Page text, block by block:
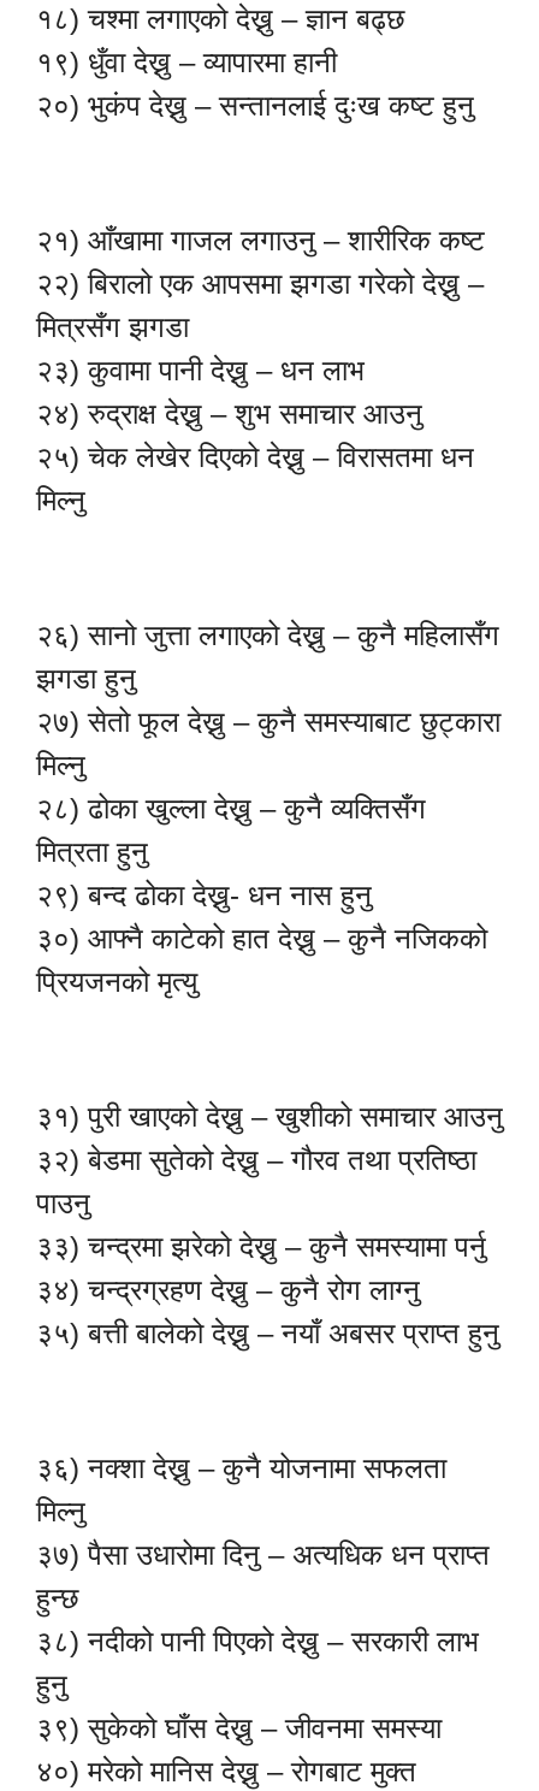
१८) चश्मा लगाएको देख्नु – ज्ञान बढ्छ
१९) धुँवा देख्नु – व्यापारमा हानी
२०) भुकंप देख्नु – सन्तानलाई दुःख कष्ट हुनु
२१) आँखामा गाजल लगाउनु – शारीरिक कष्ट
२२) बिरालो एक आपसमा झगडा गरेको देख्नु –
मित्रसँग झगडा
२३) कुवामा पानी देख्नु – धन लाभ
२४) रुद्राक्ष देख्नु – शुभ समाचार आउनु
२५) चेक लेखेर दिएको देख्नु – विरासतमा धन
मिल्नु
२६) सानो जुत्ता लगाएको देख्नु – कुनै महिलासँग
झगडा हुनु
२७) सेतो फूल देख्नु – कुनै समस्याबाट छुट्कारा
मिल्नु
२८) ढोका खुल्ला देख्नु – कुनै व्यक्तिसँग
मित्रता हुनु
२९) बन्द ढोका देख्नु- धन नास हुनु
३०) आफ्नै काटेको हात देख्नु – कुनै नजिकको
प्रियजनको मृत्यु
३१) पुरी खाएको देख्नु – खुशीको समाचार आउनु
३२) बेडमा सुतेको देख्नु – गौरव तथा प्रतिष्ठा
पाउनु
३३) चन्द्रमा झरेको देख्नु – कुनै समस्यामा पर्नु
३४) चन्द्रग्रहण देख्नु – कुनै रोग लाग्नु
३५) बत्ती बालेको देख्नु – नयाँ अबसर प्राप्त हुनु
३६) नक्शा देख्नु – कुनै योजनामा सफलता
मिल्नु
३७) पैसा उधारोमा दिनु – अत्यधिक धन प्राप्त
हुन्छ
३८) नदीको पानी पिएको देख्नु – सरकारी लाभ
हुनु
३९) सुकेको घाँस देख्नु – जीवनमा समस्या
४०) मरेको मानिस देख्नु – रोगबाट मुक्त